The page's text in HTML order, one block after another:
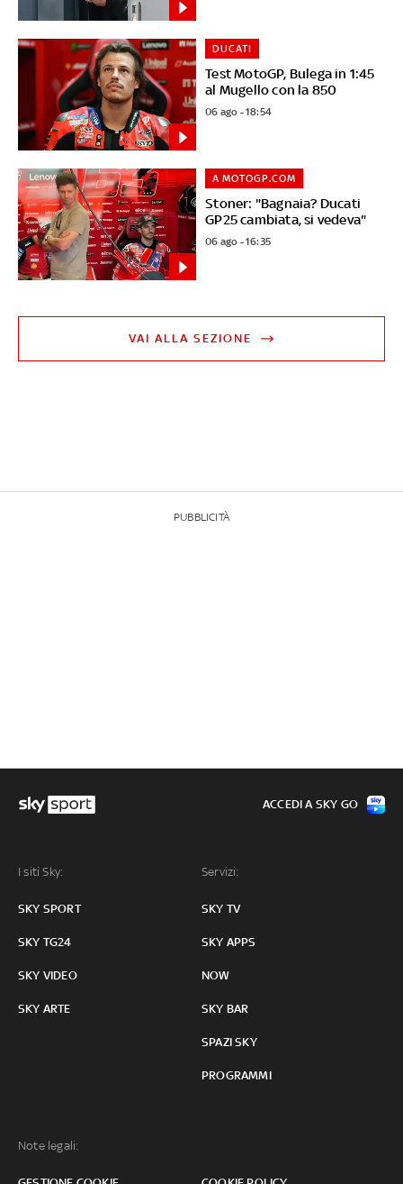
Test MotoGP, Bulega in 1:45
al Mugello con la 850
DUCATI
06 ago - 18:54
Stoner: "Bagnaia? Ducati
GP25 cambiata, si vedeva"
A MOTOGP.COM
06 ago - 16:35
VAI ALLA SEZIONE
PUBBLICITÀ
I siti Sky:
SKY SPORT
SKY TG24
SKY VIDEO
SKY ARTE
Servizi:
SKY TV
SKY APPS
NOW
SKY BAR
SPAZI SKY
PROGRAMMI
Note legali:
ACCEDI A SKY GO